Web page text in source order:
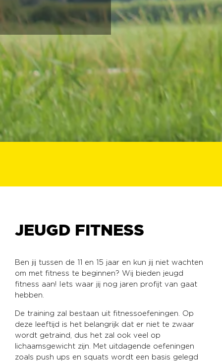
JEUGD FITNESS
Ben jij tussen de 11 en 15 jaar en kun jij niet wachten
om met fitness te beginnen? Wij bieden jeugd
fitness aan! Iets waar jij nog jaren profijt van gaat
hebben.
De training zal bestaan uit fitnessoefeningen. Op
deze leeftijd is het belangrijk dat er niet te zwaar
wordt getraind, dus het zal ook veel op
lichaamsgewicht zijn. Met uitdagende oefeningen
zoals push ups en squats wordt een basis gelegd